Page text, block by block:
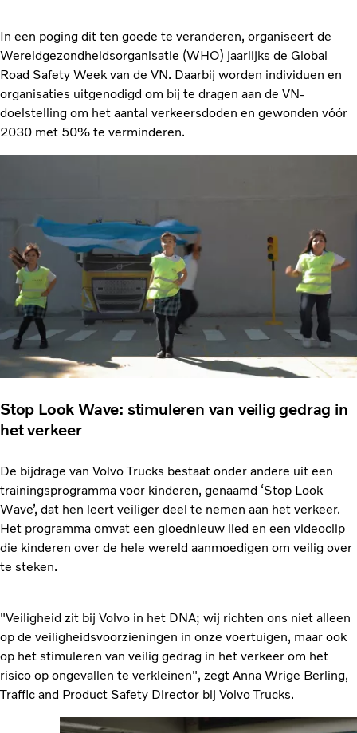
In een poging dit ten goede te veranderen, organiseert de
Wereldgezondheidsorganisatie (WHO) jaarlijks de Global
Road Safety Week van de VN. Daarbij worden individuen en
organisaties uitgenodigd om bij te dragen aan de VN-
doelstelling om het aantal verkeersdoden en gewonden vóór
2030 met 50% te verminderen.
Stop Look Wave: stimuleren van veilig gedrag in
het verkeer
De bijdrage van Volvo Trucks bestaat onder andere uit een
trainingsprogramma voor kinderen, genaamd ‘Stop Look
Wave’, dat hen leert veiliger deel te nemen aan het verkeer.
Het programma omvat een gloednieuw lied en een videoclip
die kinderen over de hele wereld aanmoedigen om veilig over
te steken.
"Veiligheid zit bij Volvo in het DNA; wij richten ons niet alleen
op de veiligheidsvoorzieningen in onze voertuigen, maar ook
op het stimuleren van veilig gedrag in het verkeer om het
risico op ongevallen te verkleinen", zegt Anna Wrige Berling,
Traffic and Product Safety Director bij Volvo Trucks.